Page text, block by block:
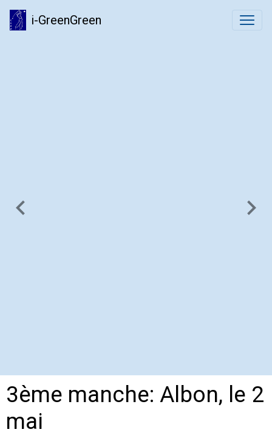
i-GreenGreen
3ème manche: Albon, le 2
mai